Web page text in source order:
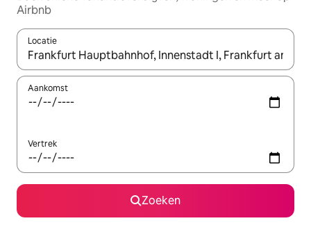
Airbnb
Locatie
Wanneer er suggesties beschikbaar zijn, maak je een keuze
Aankomst
Vertrek
Zoeken